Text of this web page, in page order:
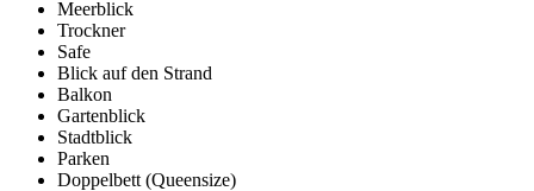
Meerblick
Trockner
Safe
Blick auf den Strand
Balkon
Gartenblick
Stadtblick
Parken
Doppelbett (Queensize)